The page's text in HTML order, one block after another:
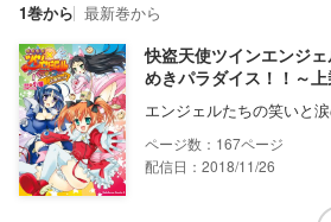
1巻から 最新巻から
快盗天使ツインエンジ
めきパラダイス！！～
エンジェルたちの笑いと涙
167
配信日：2018/11/26